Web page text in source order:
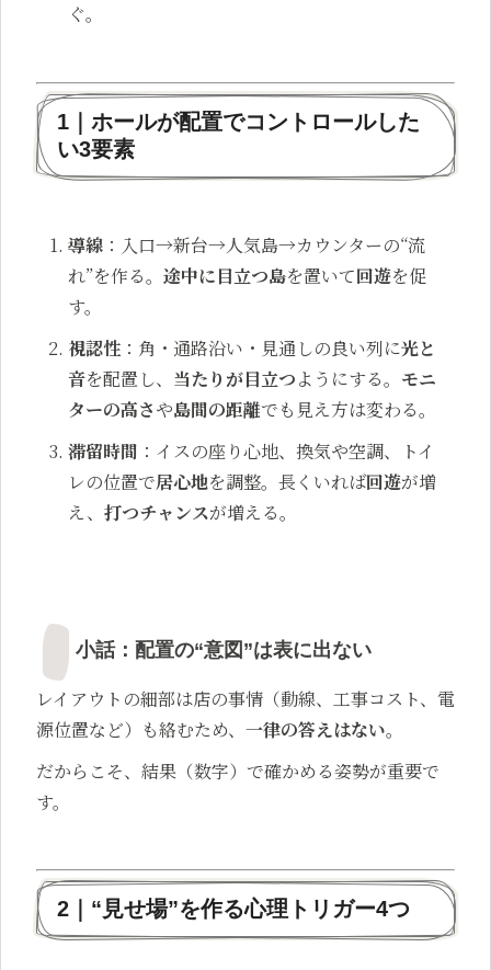
ぐ。
1｜ホールが配置でコントロールした
い3要素
導線 ：入口→新台→人気島→カウンターの“流
れ”を作る。途中に目立つ島を置いて回遊を促
す。
視認性 ：角・通路沿い・見通しの良い列に光と
音を配置し、 当たりが目立つようにする。 モニ
ターの高さや島間の距離でも見え方は変わる。
滞留時間 ：イスの座り心地、換気や空調、トイ
レの位置で居心地を調整。長くいれば回遊が増
え、打つチャンスが増える。
小話：配置の“意図”は表に出ない
レイアウトの細部は店の事情（動線、工事コスト、電
源位置など）も絡むため、 一律の答えはない。
だからこそ、結果（数字）で確かめる姿勢が重要で
す。
2｜“見せ場”を作る心理トリガー4つ